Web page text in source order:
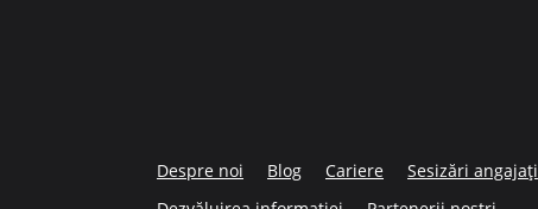
Despre noi Blog Cariere Sesizări angajați